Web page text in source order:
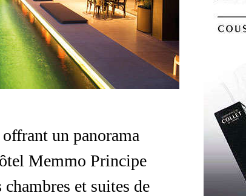
un panorama
Memmo Principe
et suites de